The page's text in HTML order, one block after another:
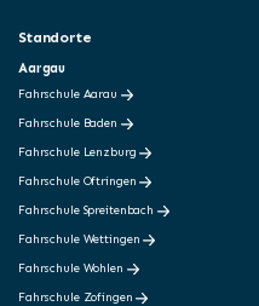
Standorte
Aargau
Fahrschule Aarau
Fahrschule Baden
Fahrschule Lenzburg
Fahrschule Oftringen
Fahrschule Spreitenbach
Fahrschule Wettingen
Fahrschule Wohlen
Fahrschule Zofingen